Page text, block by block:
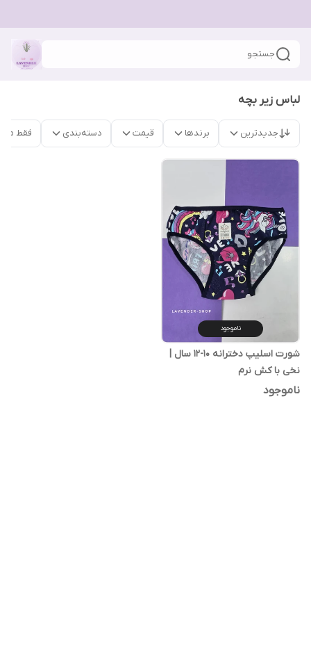
جستجو
لباس زیر بچه
جدیدترین برندها قیمت دسته‌بندی فقط
ناموجود
شورت اسلیپ دخترانه ۱۰-۱۲ سال |
نخی با کش نرم
ناموجود